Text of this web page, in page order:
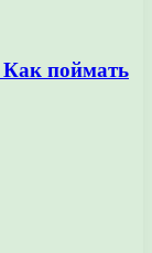
поймать